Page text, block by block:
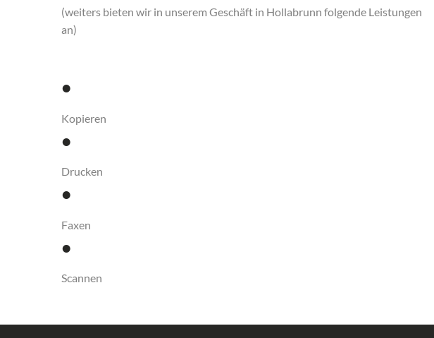
(weiters bieten wir in unserem Geschäft in Hollabrunn folgende Leistungen
an)
•
Kopieren
•
Drucken
•
Faxen
•
Scannen